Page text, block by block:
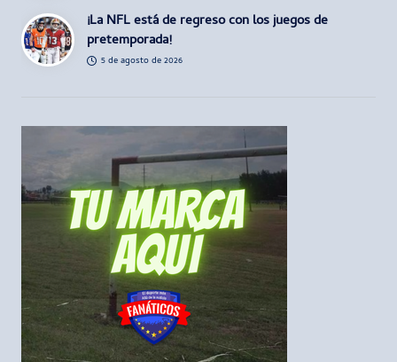
¡La NFL está de regreso con los juegos de
pretemporada!
5 de agosto de 2026